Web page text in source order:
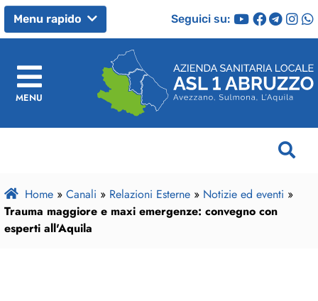
Menu rapido Seguici su:
MENU
Home » Canali » Relazioni Esterne » Notizie ed eventi »
Trauma maggiore e maxi emergenze: convegno con
esperti all'Aquila